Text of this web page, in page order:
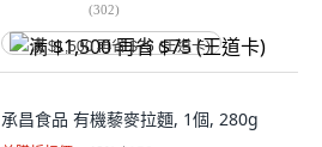
(302)
满 $1,500 再省 $75 (王道卡)
承昌食品 有機藜麥拉麵, 1個, 280g